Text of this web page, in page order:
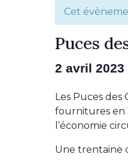
Cet
Puces
2 avril 2023
Les Puces
fournitures en
l’économie
Une trentaine